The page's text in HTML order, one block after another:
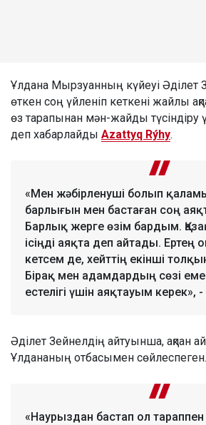
Ұлдана Мырзуанның күйеуі Әділет
өткен соң үйленіп кеткені жайлы
өз тарапынан мән-жайды түсіндіру
деп хабарлайды Azattyq Rýhy.
«Мен жәбірленуші болып
барлығын мен бастаған соң
Барлық жерге өзім бардым.
ісіңді аяқта деп айтады.
кетсем де, хейттің екінші
Бірақ мен адамдардың сөзі
естелігі үшін аяқтауым керек»,
Әділет Зейнелдің айтуынша, ақпан
Ұлдананың отбасымен сөйлеспеген.
«Наурыздан бастап ол